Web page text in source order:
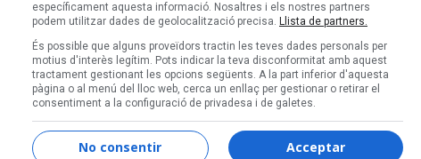
"Lo bueno y lo malo"
Carmen y María
"Posidònia"
Pep Álvarez amb Joan Muntaner
(Xanguito)
específicament aquesta informació. Nosaltres i els nostres partners
podem utilitzar dades de geolocalització precisa. Llista de partners.
És possible que alguns proveïdors tractin les teves dades personals per
motius d'interès legítim. Pots indicar la teva disconformitat amb aquest
tractament gestionant les opcions següents. A la part inferior d'aquesta
pàgina o al menú del lloc web, cerca un enllaç per gestionar o retirar el
consentiment a la configuració de privadesa i de galetes.
Acceptar
No consentir